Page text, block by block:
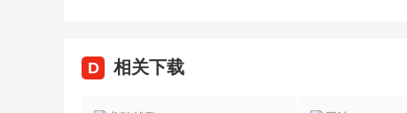
D 相关下载